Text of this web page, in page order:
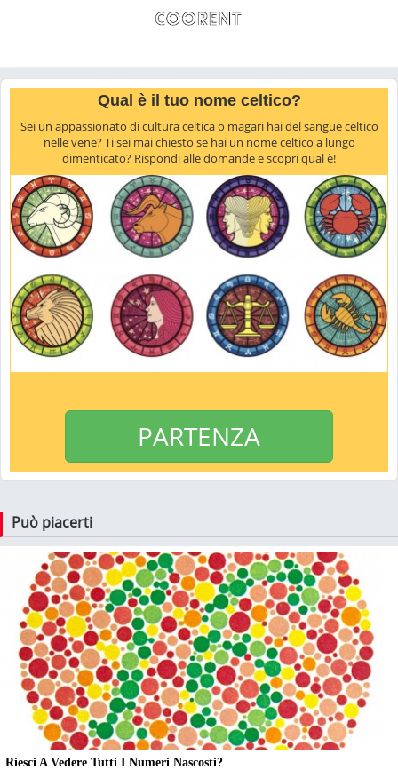
Qual è il tuo nome celtico?
Sei un appassionato di cultura celtica o magari hai del sangue celtico
nelle vene? Ti sei mai chiesto se hai un nome celtico a lungo
dimenticato? Rispondi alle domande e scopri qual è!
PARTENZA
Può piacerti
Riesci A Vedere Tutti I Numeri Nascosti?